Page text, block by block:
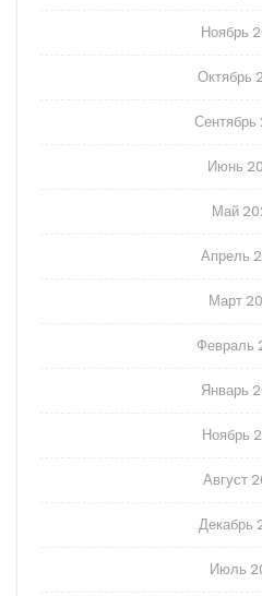
Ноябрь
Октябрь
Июнь
Май
Апрель
Март
Февраль
Январь
Ноябрь
Август
Декабрь
Июль